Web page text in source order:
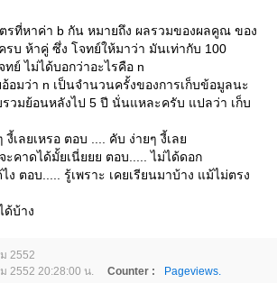
รที่หาค่า b กัน หมายถึง ผลรวมของผลคูณ ของ
รบ ห้าคู่ ซึ่ง โจทย์ให้มาว่า มันเท่ากับ 100
ย์ ไม่ได้บอกว่าอะไรคือ n
มว่า n เป็นจำนวนครั้งของการเก็บข้อมูลนะ
รวมย้อนหลังไป 5 ปี นั่นแหละครับ แปลว่า เก็บ
งี้เลยเหรอ ตอบ .... คับ ง่ายๆ งี้เล
คาดได้มั้ยเนี่ยยย ตอบ..... ไม่ได้ดอก
ง ตอบ..... รู้เพราะ เคยเรียนมาบ้าง แม้ไม่ตรง
ด้บ้าง
2552
2552 20:28:00 น. Counter :
Pageviews.